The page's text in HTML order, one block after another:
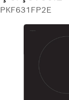
PKF631FP2E